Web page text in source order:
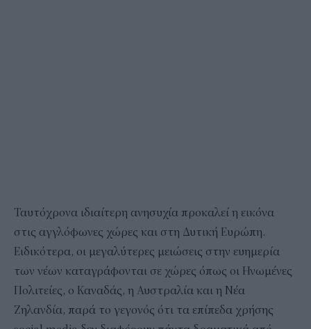
Ταυτόχρονα ιδιαίτερη ανησυχία προκαλεί η εικόνα
στις αγγλόφωνες χώρες και στη Δυτική Ευρώπη.
Ειδικότερα, οι μεγαλύτερες μειώσεις στην ευημερία
των νέων καταγράφονται σε χώρες όπως οι Ηνωμένες
Πολιτείες, ο Καναδάς, η Αυστραλία και η Νέα
Ζηλανδία, παρά το γεγονός ότι τα επίπεδα χρήσης